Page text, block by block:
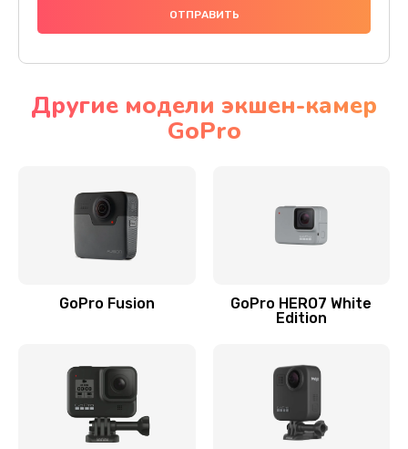
Другие модели экшен-камер
GoPro
GoPro Fusion
GoPro HERO7 White
Edition